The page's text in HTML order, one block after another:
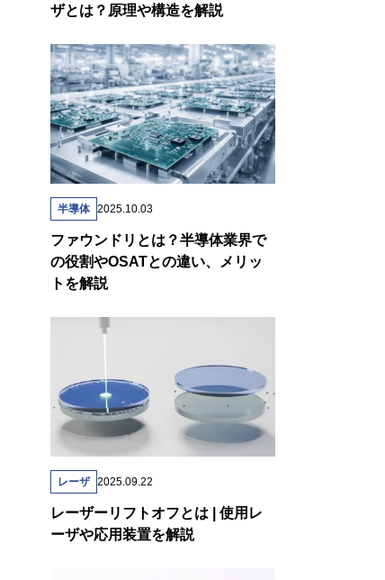
ザとは？原理や構造を解説
半導体 2025.10.03
ファウンドリとは？半導体業界で
の役割やOSATとの違い、メリッ
トを解説
レーザ 2025.09.22
レーザーリフトオフとは | 使用レ
ーザや応用装置を解説